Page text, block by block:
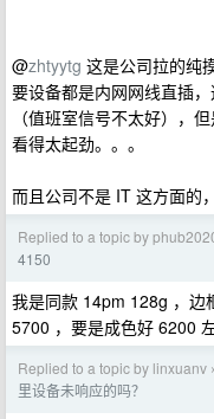
@zhtyytg 这是公司拉的纯
要设备都是内网网线直插
（值班室信号不太好），
看得太起劲。。。
而且公司不是 IT 这方面的
Replied to a topic by
4150
我是同款 14pm 128g ，边
5700 ，要是成色好 6200
Replied to a topic by linxuanv ›
里设备未响应的吗？